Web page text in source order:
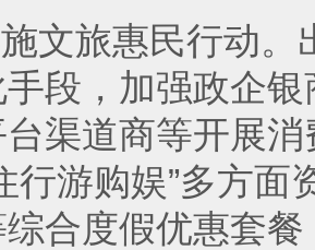
文旅惠民行动
手段，加强政企
渠道商等开展
行游购娱”多方
合度假优惠套